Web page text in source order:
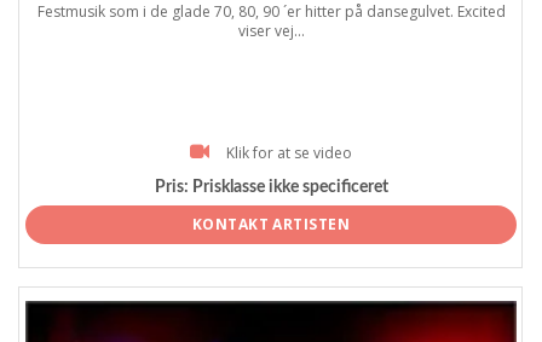
Festmusik som i de glade 70, 80, 90 ´er hitter på dansegulvet. Excited
viser vej...
Klik for at se video
Pris: Prisklasse ikke specificeret
KONTAKT ARTISTEN